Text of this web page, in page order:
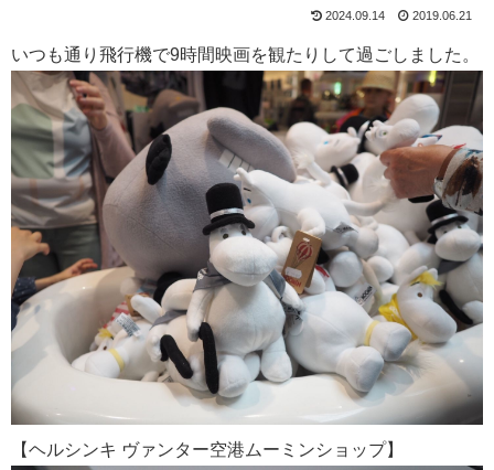
2024.09.14 2019.06.21
いつも通り飛行機で9時間映画を観たりして過ごしました。
【ヘルシンキ ヴァンター空港ムーミンショップ】